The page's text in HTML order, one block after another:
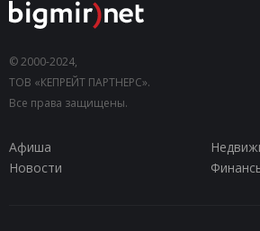
© 2000-2024,
ТОВ «КЕПРЕЙТ ПАРТНЕРС».
Все права защищены.
Афиша
Новости